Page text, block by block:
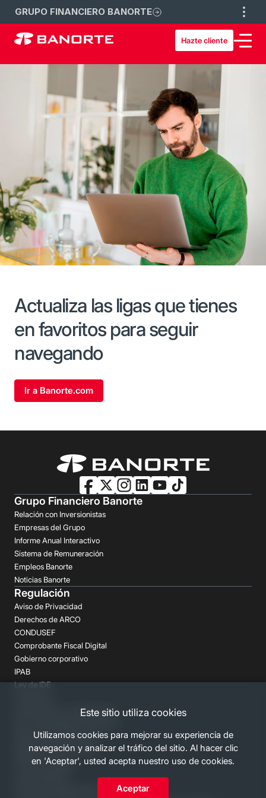
Este sitio utiliza cookies
Utilizamos cookies para mejorar su experiencia de
navegación y analizar el tráfico del sitio. Al hacer clic
en 'Aceptar', usted acepta nuestro uso de cookies.
Aceptar
GRUPO FINANCIERO BANORTE
Hazte cliente
Actualiza las ligas que tienes
en favoritos para seguir
navegando
Ir a Banorte.com
Grupo Financiero Banorte
Relación con Inversionistas
Empresas del Grupo
Informe Anual Interactivo
Sistema de Remuneración
Empleos Banorte
Noticias Banorte
Regulación
Aviso de Privacidad
Derechos de ARCO
CONDUSEF
Comprobante Fiscal Digital
Gobierno corporativo
IPAB
Ley de IDE
Aclaraciones y reclamaciones
Despachos de Cobranza
Regulación FATCA-CRS
Términos Legales